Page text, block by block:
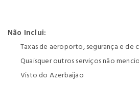
Não Inclui:
Taxas de aeroporto, segurança e de
Quaisquer outros serviços não
Visto do Azerbaijão